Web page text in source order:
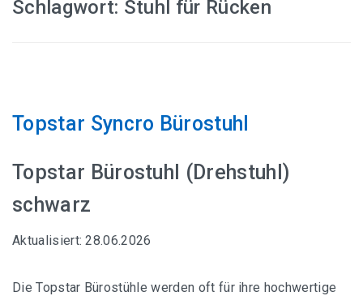
Trendoffice to-swift Sitzhocker
Ergonomischer Drehhocker von Interstuhl
SALLI SwingFit Sattelstuhl, Computer Stuhl
Schlagwort: Stuhl für Rücken
Topstar Syncro Bürostuhl
Topstar Bürostuhl (Drehstuhl)
schwarz
Aktualisiert: 28.06.2026
Die Topstar Bürostühle werden oft für ihre hochwertige